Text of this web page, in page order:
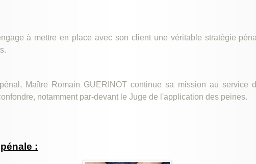
à mettre en place avec son client une véritable stratégie
Maître Romain GUERINOT continue sa mission au service
notamment par-devant le Juge de l'application des peines.
: